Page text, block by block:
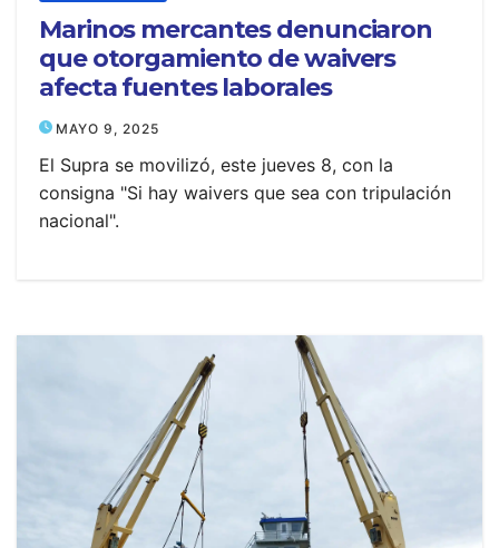
Marinos mercantes denunciaron
que otorgamiento de waivers
afecta fuentes laborales
MAYO 9, 2025
El Supra se movilizó, este jueves 8, con la
consigna "Si hay waivers que sea con tripulación
nacional".